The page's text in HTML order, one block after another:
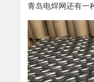
青岛电焊网还有一